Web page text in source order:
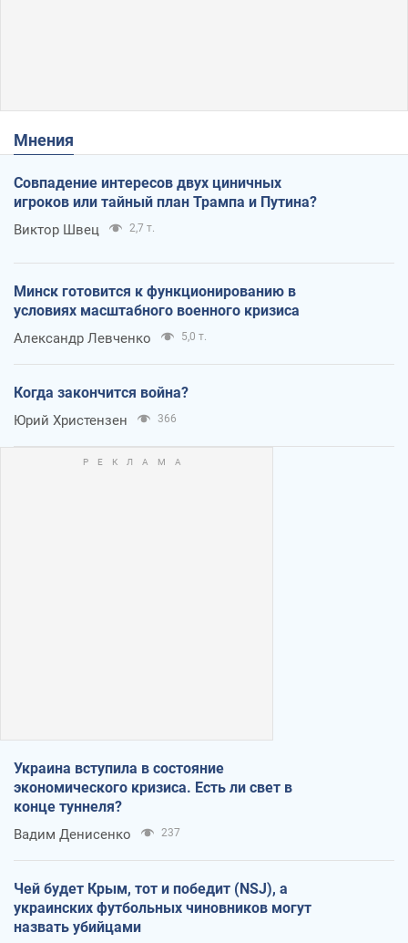
Мнения
Совпадение интересов двух циничных
игроков или тайный план Трампа и Путина?
Виктор Швец 2,7 т.
Минск готовится к функционированию в
условиях масштабного военного кризиса
Александр Левченко 5,0 т.
Когда закончится война?
Юрий Христензен 366
Украина вступила в состояние
экономического кризиса. Есть ли свет в
конце туннеля?
Вадим Денисенко 237
Чей будет Крым, тот и победит (NSJ), а
украинских футбольных чиновников могут
назвать убийцами